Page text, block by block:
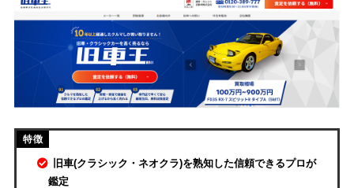
旧車(クラシック・ネオクラ)を熟知した信頼できるプロが
鑑定